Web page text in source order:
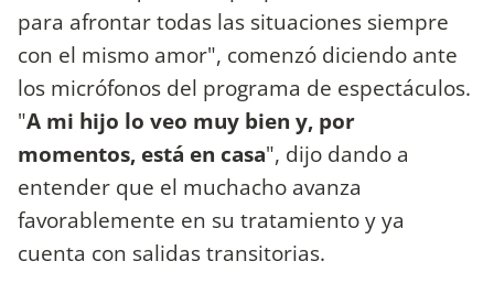
para afrontar todas las situaciones siempre
con el mismo amor", comenzó diciendo ante
los micrófonos del programa de espectáculos.
"A mi hijo lo veo muy bien y, por
momentos, está en casa", dijo dando a
entender que el muchacho avanza
favorablemente en su tratamiento y ya
cuenta con salidas transitorias.